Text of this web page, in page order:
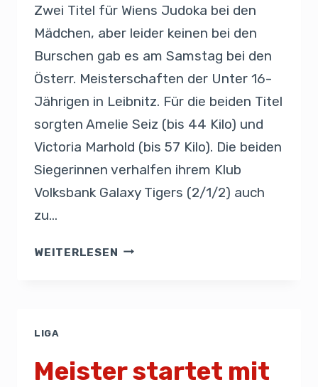
Zwei Titel für Wiens Judoka bei den
Mädchen, aber leider keinen bei den
Burschen gab es am Samstag bei den
Österr. Meisterschaften der Unter 16-
Jährigen in Leibnitz. Für die beiden Titel
sorgten Amelie Seiz (bis 44 Kilo) und
Victoria Marhold (bis 57 Kilo). Die beiden
Siegerinnen verhalfen ihrem Klub
Volksbank Galaxy Tigers (2/1/2) auch
zu…
WEITERLESEN
LIGA
Meister startet mit